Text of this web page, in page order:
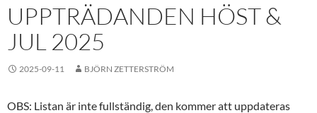
UPPTRÄDANDEN HÖST &
JUL 2025
2025-09-11 BJÖRN ZETTERSTRÖM
OBS: Listan är inte fullständig, den kommer att uppdateras